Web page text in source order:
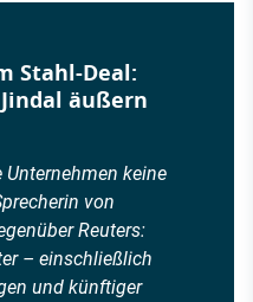
Stahl-Deal:
äußern
keine
von
Reuters:
– einschließlich
und künftiger